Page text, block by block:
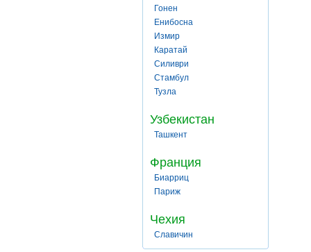
Гонен
Енибосна
Измир
Каратай
Силиври
Стамбул
Тузла
Узбекистан
Ташкент
Франция
Биарриц
Париж
Чехия
Славичин